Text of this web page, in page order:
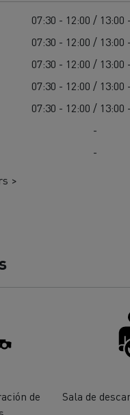
07:30 - 12:00 / 13:00
07:30 - 12:00 / 13:00
07:30 - 12:00 / 13:00
07:30 - 12:00 / 13:00
07:30 - 12:00 / 13:00
-
-
>
de
Sala de